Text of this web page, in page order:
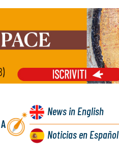
Newsin English
Noticiasen Español